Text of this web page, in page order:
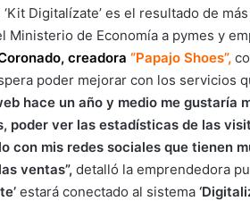
Digitalízate’ es el resultado de
Ministerio de Economía a pymes y
creadora “Papajo Shoes”,
poder mejorar con los servicios
hace un año y medio me gustaría
poder ver las estadísticas de las
con mis redes sociales que tienen
ventas”, detalló la emprendedora
estará conectado al sistema